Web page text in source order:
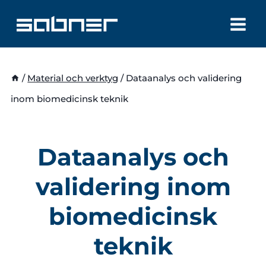
content
/ Material och verktyg / Dataanalys och validering
inom biomedicinsk teknik
Dataanalys och
validering inom
biomedicinsk
teknik